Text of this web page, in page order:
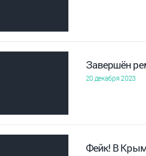
Завершён
20 декабря 2023
Фейк! В